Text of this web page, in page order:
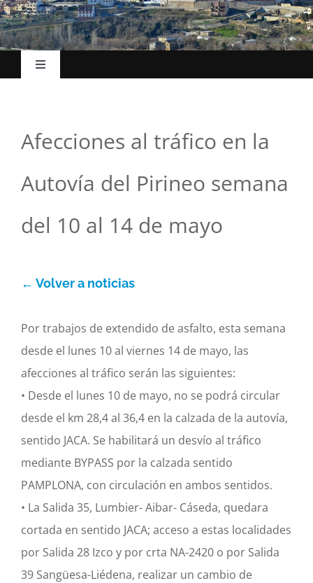
Toggle
Udalak
Kokapena
Ekonomia
Orain
Argazkiak
Idatziguzu
Afecciones al tráfico en la
Autovía del Pirineo semana
del 10 al 14 de mayo
← Volver a noticias
Por trabajos de extendido de asfalto, esta semana
desde el lunes 10 al viernes 14 de mayo, las
afecciones al tráfico serán las siguientes:
• Desde el lunes 10 de mayo, no se podrá circular
desde el km 28,4 al 36,4 en la calzada de la autovía,
sentido JACA. Se habilitará un desvío al tráfico
mediante BYPASS por la calzada sentido
PAMPLONA, con circulación en ambos sentidos.
• La Salida 35, Lumbier- Aibar- Cáseda, quedara
cortada en sentido JACA; acceso a estas localidades
por Salida 28 Izco y por crta NA-2420 o por Salida
39 Sangüesa-Liédena, realizar un cambio de